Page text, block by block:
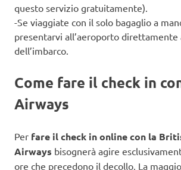
questo servizio gratuitamente).
-Se viaggiate con il solo bagaglio a
presentarvi all’aeroporto
dell’imbarco.
Come fare il check in
Airways
Per fare il check in online con la
Airways bisognerà agire
ore che precedono il decollo. La